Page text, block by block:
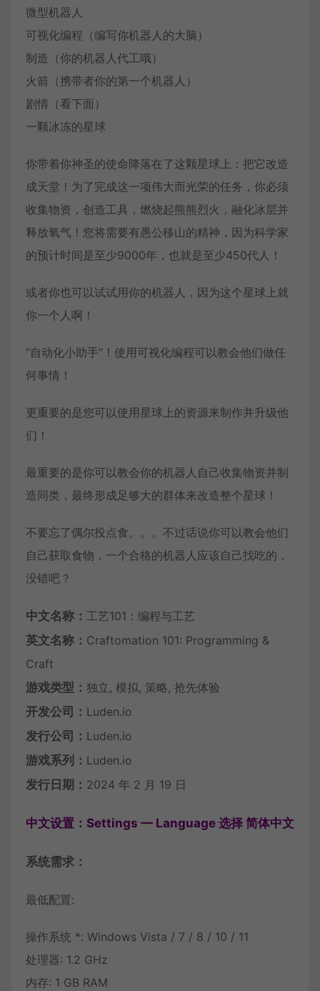
微型机器人
可视化编程（编写你机器人的大脑）
制造（你的机器人代工哦）
火箭（携带者你的第一个机器人）
剧情（看下面）
一颗冰冻的星球
你带着你神圣的使命降落在了这颗星球上：把它改造
成天堂！为了完成这一项伟大而光荣的任务，你必须
收集物资，创造工具，燃烧起熊熊烈火，融化冰层并
释放氧气！您将需要有愚公移山的精神，因为科学家
的预计时间是至少9000年，也就是至少450代人！
或者你也可以试试用你的机器人，因为这个星球上就
你一个人啊！
“自动化小助手”！使用可视化编程可以教会他们做任
何事情！
更重要的是您可以使用星球上的资源来制作并升级他
们！
最重要的是你可以教会你的机器人自己收集物资并制
造同类，最终形成足够大的群体来改造整个星球！
不要忘了偶尔投点食。。。不过话说你可以教会他们
自己获取食物，一个合格的机器人应该自己找吃的，
没错吧？
中文名称： 工艺101：编程与工艺
英文名称： Craftomation 101: Programming &
Craft
游戏类型： 独立, 模拟, 策略, 抢先体验
开发公司： Luden.io
发行公司： Luden.io
游戏系列： Luden.io
发行日期： 2024 年 2 月 19 日
中文设置：Settings — Language 选择 简体中文
系统需求：
最低配置:
操作系统 *: Windows Vista / 7 / 8 / 10 / 11
处理器: 1.2 GHz
内存: 1 GB RAM